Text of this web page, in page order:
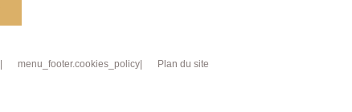
menu_footer.cookies_policy
Plan du site